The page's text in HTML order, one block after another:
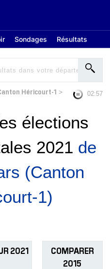
Sondages Résultats
Héricourt-1 > 02:56
élections
2021 de
(Canton
1)
2021
COMPARER
2015